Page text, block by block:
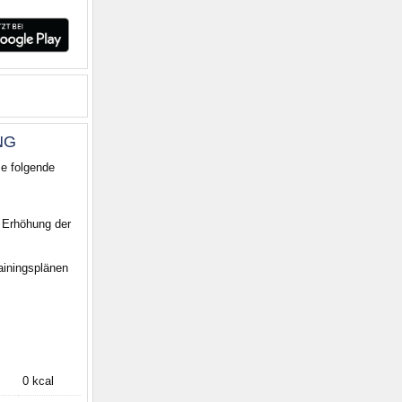
folgende
der
0 kcal